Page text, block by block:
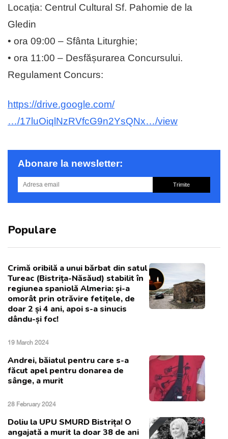
Locația: Centrul Cultural Sf. Pahomie de la
Gledin
• ora 09:00 – Sfânta Liturghie;
• ora 11:00 – Desfășurarea Concursului.
Regulament Concurs:
https://drive.google.com/
…/17luOiqlNzRVfcG9n2YsQNx…/view
Abonare la newsletter:
Trimite
Populare
Crimă oribilă a unui bărbat din satul
Tureac (Bistrița-Năsăud) stabilit în
regiunea spaniolă Almeria: și-a
omorât prin otrăvire fetițele, de
doar 2 și 4 ani, apoi s-a sinucis
dându-și foc!
19 March 2024
Andrei, băiatul pentru care s-a
făcut apel pentru donarea de
sânge, a murit
28 February 2024
Doliu la UPU SMURD Bistrița! O
angajată a murit la doar 38 de ani